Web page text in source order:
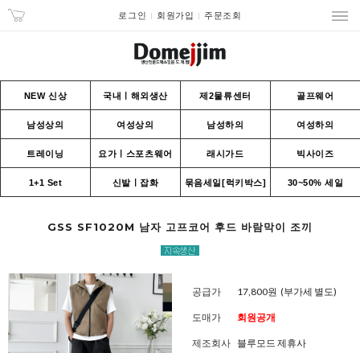
로그인 회원가입 주문조회
NEW 신상 국내ㅣ해외생산 제2물류센터 골프웨어
남성상의 여성상의 남성하의 여성하의
트레이닝 요가ㅣ스포츠웨어 래시가드 빅사이즈
1+1 Set 신발ㅣ잡화 묶음세일[럭키박스] 30~50% 세일
GSS SF1020M 남자 고프코어 후드 바람막이 조끼
공급가 17,800원 (부가세 별도)
도매가 회원공개
제조회사 블루모드 제휴사